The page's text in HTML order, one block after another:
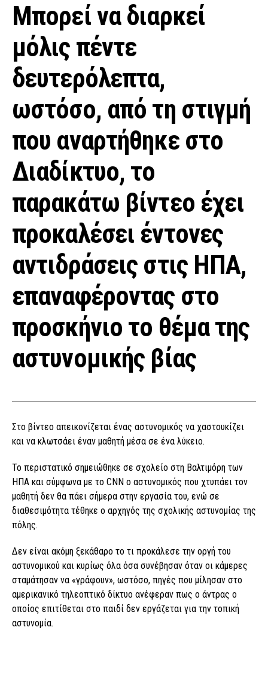
Μπορεί να διαρκεί
μόλις πέντε
δευτερόλεπτα,
ωστόσο, από τη στιγμή
που αναρτήθηκε στο
Διαδίκτυο, το
παρακάτω βίντεο έχει
προκαλέσει έντονες
αντιδράσεις στις ΗΠΑ,
επαναφέροντας στο
προσκήνιο το θέμα της
αστυνομικής βίας
Στο βίντεο απεικονίζεται ένας αστυνομικός να χαστουκίζει
και να κλωτσάει έναν μαθητή μέσα σε ένα λύκειο.
Το περιστατικό σημειώθηκε σε σχολείο στη Βαλτιμόρη των
ΗΠΑ και σύμφωνα με το CNN ο αστυνομικός που χτυπάει τον
μαθητή δεν θα πάει σήμερα στην εργασία του, ενώ σε
διαθεσιμότητα τέθηκε ο αρχηγός της σχολικής αστυνομίας της
πόλης.
Δεν είναι ακόμη ξεκάθαρο το τι προκάλεσε την οργή του
αστυνομικού και κυρίως όλα όσα συνέβησαν όταν οι κάμερες
σταμάτησαν να «γράφουν», ωστόσο, πηγές που μίλησαν στο
αμερικανικό τηλεοπτικό δίκτυο ανέφεραν πως ο άντρας ο
οποίος επιτίθεται στο παιδί δεν εργάζεται για την τοπική
αστυνομία.